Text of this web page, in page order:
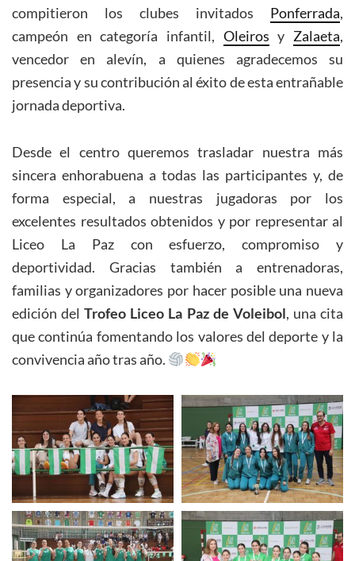
compitieron los clubes invitados Ponferrada,
campeón en categoría infantil, Oleiros yZalaeta,
vencedor en alevín, a quienes agradecemos su
presencia y su contribución al éxito de esta entrañable
jornada deportiva.
Desde el centro queremos trasladar nuestra más
sincera enhorabuena a todas las participantes y, de
forma especial, a nuestras jugadoras por los
excelentes resultados obtenidos y por representar al
Liceo La Paz con esfuerzo, compromiso y
deportividad. Gracias también a entrenadoras,
familias y organizadores por hacer posible una nueva
edición delTrofeo Liceo La Paz de Voleibol, una cita
que continúa fomentando los valores del deporte y la
convivencia año tras año.